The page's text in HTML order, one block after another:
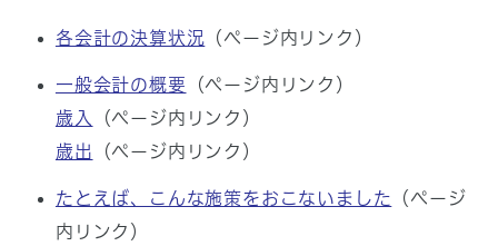
各会計の決算状況 （ページ内リンク）
一般会計の概要 （ページ内リンク）
歳入
（ページ内リンク）
歳出 （ページ内リンク）
たとえば、こんな施策をおこないました （ページ
内リンク）